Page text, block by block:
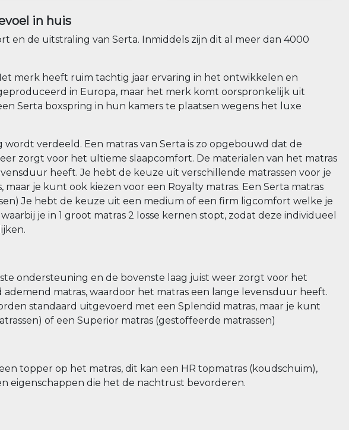
in huis
en de uitstraling van Serta. Inmiddels zijn dit al meer dan 4000
merk heeft ruim tachtig jaar ervaring in het ontwikkelen en
in Europa, maar het merk komt oorspronkelijk uit
Serta boxspring in hun kamers te plaatsen wegens het luxe
verdeeld. Een matras van Serta is zo opgebouwd dat de
zorgt voor het ultieme slaapcomfort. De materialen van het matras
heeft. Je hebt de keuze uit verschillende matrassen voor je
je kunt ook kiezen voor een Royalty matras. Een Serta matras
Je hebt de keuze uit een medium of een firm ligcomfort welke je
je in 1 groot matras 2 losse kernen stopt, zodat deze individueel
ondersteuning en de bovenste laag juist weer zorgt voor het
matras, waardoor het matras een lange levensduur heeft.
standaard uitgevoerd met een Splendid matras, maar je kunt
of een Superior matras (gestoffeerde matrassen)
topper op het matras, dit kan een HR topmatras (koudschuim),
eigenschappen die het de nachtrust bevorderen.